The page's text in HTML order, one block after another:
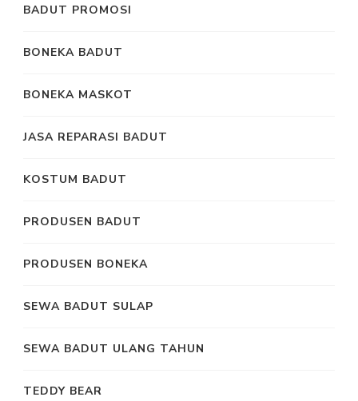
BADUT PROMOSI
BONEKA BADUT
BONEKA MASKOT
JASA REPARASI BADUT
KOSTUM BADUT
PRODUSEN BADUT
PRODUSEN BONEKA
SEWA BADUT SULAP
SEWA BADUT ULANG TAHUN
TEDDY BEAR